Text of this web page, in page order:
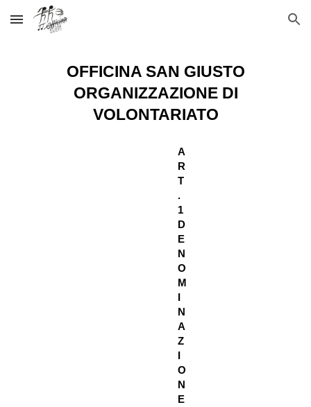
Skip to main content Skip to navigation
OFFICINA SAN GIUSTO
ORGANIZZAZIONE DI
VOLONTARIATO
A
R
T
.
1
D
E
N
O
M
I
N
A
Z
I
O
N
E